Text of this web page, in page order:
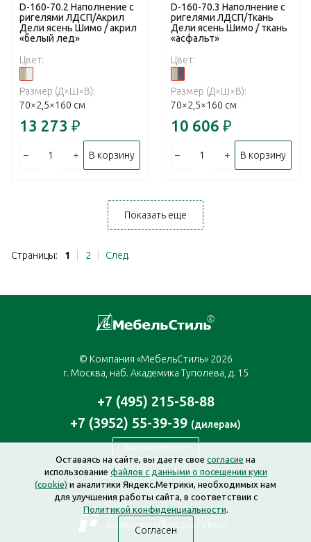
D-160-70.2 Наполнение с
ригелями ЛДСП/Акрил
Дели ясень Шимо / акрил
«белый лед»
Цвет:
Размер (Д×Ш×В):
70×2,5×160 см
13 273 ₽
– + В корзину
D-160-70.3 Наполнение с
ригелями ЛДСП/Ткань
Дели ясень Шимо / ткань
«асфальт»
Цвет:
Размер (Д×Ш×В):
70×2,5×160 см
10 606 ₽
– + В корзину
Показать еще
Страницы: 1 2 След.
© Компания «МебельСтиль» 2026
г. Москва, наб. Академика Туполева, д. 15
+7 (495) 215-58-88
+7 (3952) 55-39-39 (дилерам)
Заказать звонок
moscow@mebelstyle.ru
Создание сайта —
компания «Пиксель Плюс»
Оставаясь на сайте, вы даете свое согласие на
использованиефайлов с данными о посещении куки
(cookie) и аналитики Яндекс.Метрики, необходимых нам
для улучшения работы сайта, в соответствии с
Политикой конфиденциальности.
Согласен